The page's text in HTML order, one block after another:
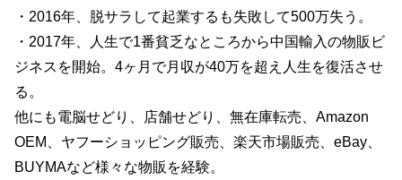
・2016年、脱サラして起業するも失敗して500万失う。
・2017年、人生で1番貧乏なところから中国輸入の物販ビ
ジネスを開始。4ヶ月で月収が40万を超え人生を復活させ
る。
他にも電脳せどり、店舗せどり、無在庫転売、Amazon
OEM、ヤフーショッピング販売、楽天市場販売、eBay、
BUYMAなど様々な物販を経験。